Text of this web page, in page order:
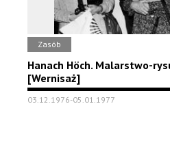
Zasób
Hanach Höch. Malarstwo-
[Wernisaż]
03.12.1976-05.01.1977